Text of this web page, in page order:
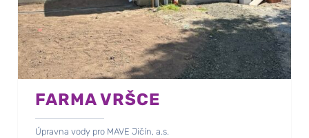
FARMA VRŠCE
Úpravna vody pro MAVE Jičín, a.s.